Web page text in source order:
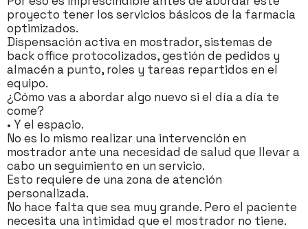
proyecto tener los servicios básicos de la farmacia
optimizados.
Dispensación activa en mostrador, sistemas de
back office protocolizados, gestión de pedidos y
almacén a punto, roles y tareas repartidos en el
equipo.
¿Cómo vas a abordar algo nuevo si el día a día te
come?
• Y el espacio.
No es lo mismo realizar una intervención en
mostrador ante una necesidad de salud que llevar a
cabo un seguimiento en un servicio.
Esto requiere de una zona de atención
personalizada.
No hace falta que sea muy grande. Pero el paciente
necesita una intimidad que el mostrador no tiene.